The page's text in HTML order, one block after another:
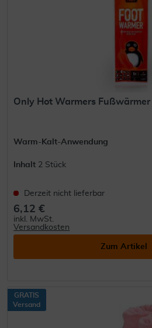
Only Hot Warmers Fußwärmer
Warm-Kalt-Anwendung
Inhalt 2 Stück
Derzeit nicht lieferbar
6,12 €
inkl. MwSt.
Versandkosten
Zum Artikel
GRATIS
Versand